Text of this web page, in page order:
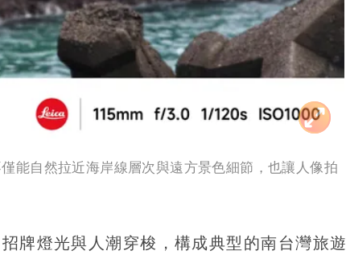
能自然拉近海岸線層次與遠方景色細節，也讓人像拍
牌燈光與人潮穿梭，構成典型的南台灣旅遊